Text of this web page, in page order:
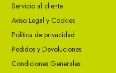
Servicio al cliente
Aviso Legal y Cookies
Política de privacidad
Pedidos y Devoluciones
Condiciones Generales